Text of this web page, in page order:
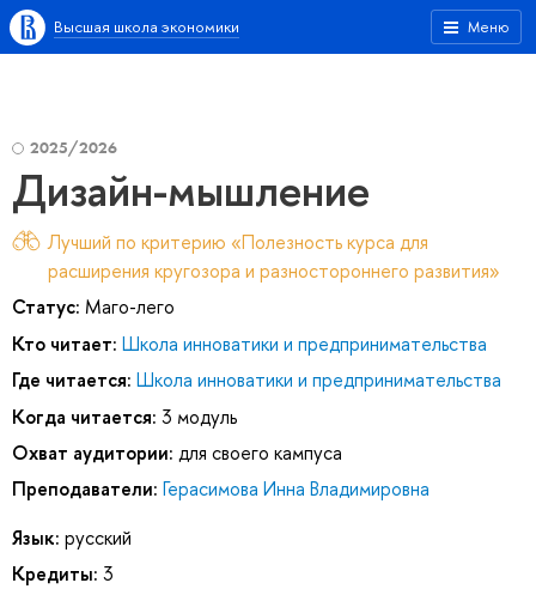
Меню
Высшая школа экономики
2025/2026
Дизайн-мышление
Лучший по критерию «Полезность курса для
расширения кругозора и разностороннего развития»
Статус: Маго-лего
Кто читает: Школа инноватики и предпринимательства
Где читается: Школа инноватики и предпринимательства
Когда читается: 3 модуль
Охват аудитории: для своего кампуса
Преподаватели: Герасимова Инна Владимировна
Язык: русский
Кредиты: 3